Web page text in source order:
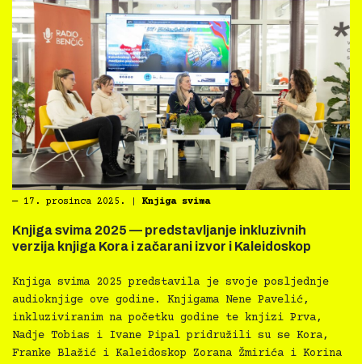
― 17. prosinca 2025. Knjiga svima
Knjiga svima 2025 — predstavljanje inkluzivnih
verzija knjiga Kora i začarani izvor i Kaleidoskop
Knjiga svima 2025 predstavila je svoje posljednje
audioknjige ove godine. Knjigama Nene Pavelić,
inkluziviranim na početku godine te knjizi Prva,
Nadje Tobias i Ivane Pipal pridružili su se Kora,
Franke Blažić i Kaleidoskop Zorana Žmirića i Korina